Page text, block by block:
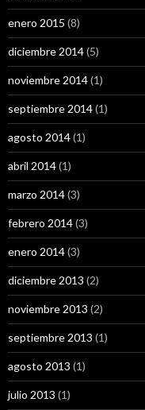
enero 2015 (8)
diciembre 2014(5)
noviembre 2014(1)
septiembre 2014(1)
agosto 2014(1)
abril 2014(1)
marzo 2014(3)
febrero 2014(3)
enero 2014(3)
diciembre 2013 (2)
noviembre 2013 (2)
septiembre 2013 (1)
agosto 2013 (1)
julio 2013 (1)